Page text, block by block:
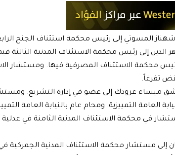
المسوتي إلى رئيس محكمة استئناف الجنح
إلى رئيس محكمة الاستئناف المدنية الثالثة
محكمة الاستئناف المصرفية فيها. ومستشار
تفرغاً.
ميساء عرودك إلى عضو في إدارة التشريع.
التمييزية. ومحام عام بالنيابة العامة
في محكمة الاستئناف المدنية الثامنة في
مستشار محكمة الاستئناف المدنية الجمركية